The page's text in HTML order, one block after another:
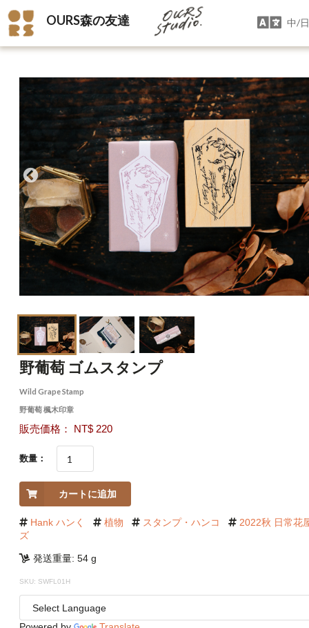
OURS森の友達 中/
野葡萄 ゴムスタンプ
Wild Grape Stamp
野葡萄 楓木印章
販売価格： NT$ 220
数量：
カートに追加
Hank ハンく 植物 スタンプ・ハンコ
2022秋 日常花
ズ
発送重量: 54 g
SKU: SWFL01H